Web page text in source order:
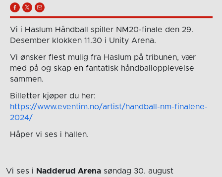
Vi i Haslum Håndball spiller NM20-finale den 29.
Desember klokken 11.30 i Unity Arena.
Vi ønsker flest mulig fra Haslum på tribunen, vær
med på og skap en fantatisk håndballopplevelse
sammen.
Billetter kjøper du her:
https://www.eventim.no/artist/handball-nm-finalene-
2024/
Håper vi ses i hallen.
Vi ses i Nadderud Arena søndag 30. august